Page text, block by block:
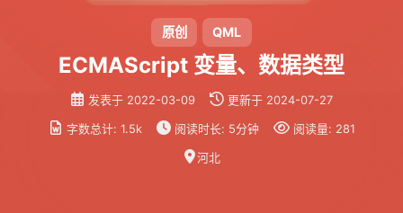
码云
了凡四训 俞静公遇灶神记
心经
原创 QML
ECMAScript 变量、数据类型
发表于 2022-03-09 更新于 2024-07-27
字数总计: 1.5k 阅读时长: 5分钟 阅读量: 281
河北